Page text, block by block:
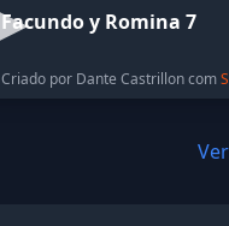
Facundo y Romina 7
Criado por Dante Castrillon com